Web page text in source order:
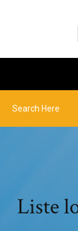
Liste